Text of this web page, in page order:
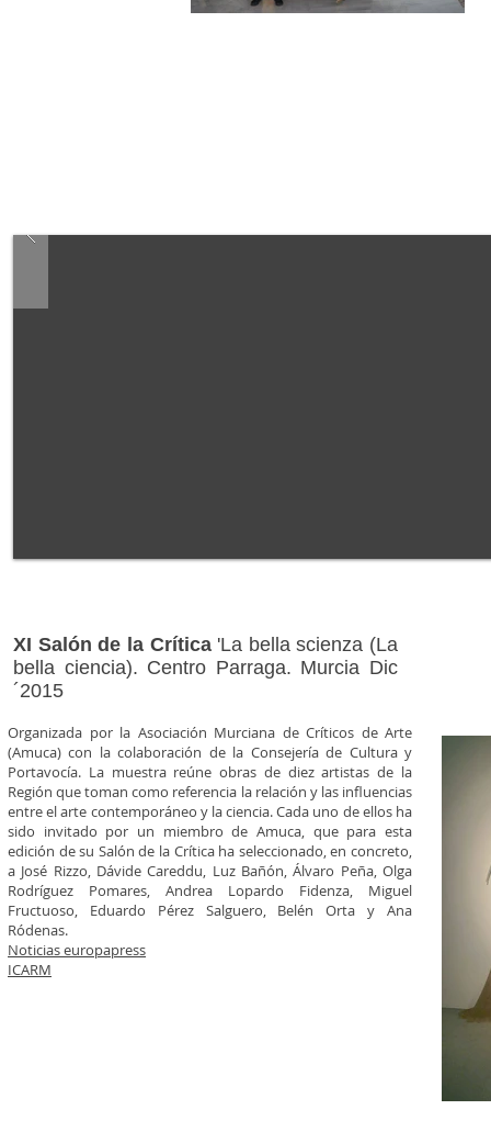
XI Salón de la Crítica'La bella scienza (La
bella ciencia). Centro Parraga. Murcia Dic
´2015
Organizada por la Asociación Murciana de Críticos de Arte
(Amuca) con la colaboración de la Consejería de Cultura y
Portavocía. La muestra reúne obras de diez artistas de la
Región que toman como referencia la relación y las influencias
entre el arte contemporáneo y la ciencia. Cada uno de ellos ha
sido invitado por un miembro de Amuca, que para esta
edición de su Salón de la Crítica ha seleccionado, en concreto,
a José Rizzo, Dávide Careddu, Luz Bañón, Álvaro Peña, Olga
Rodríguez Pomares, Andrea Lopardo Fidenza, Miguel
Fructuoso, Eduardo Pérez Salguero, Belén Orta y Ana
Ródenas.
Noticias europapress
ICARM